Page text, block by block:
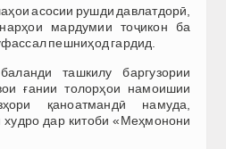
асосии рушди давлатдорӣ,
мардумии тоҷикон ба
пешниҳод гардид.
ташкилу баргузории
ғании толорҳои намоишии
қаноатмандӣ намуда,
худро дар китоби «Меҳмонони